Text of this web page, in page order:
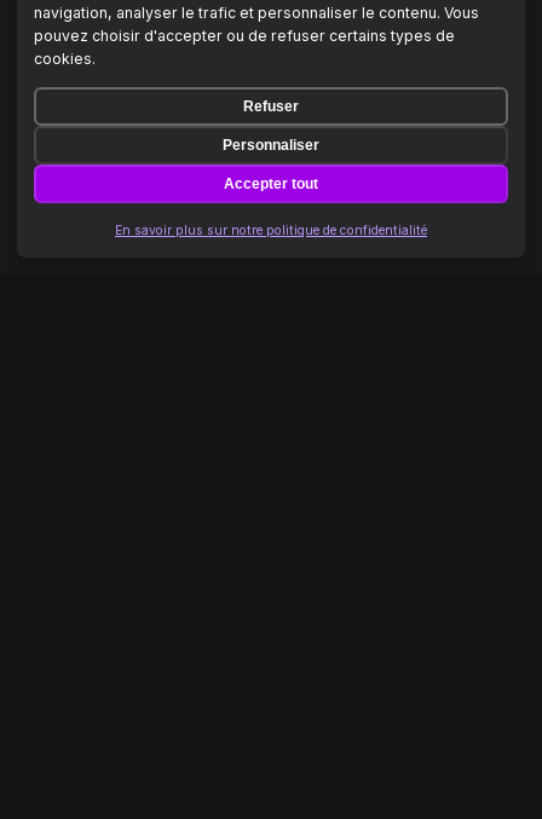
navigation, analyser le trafic et personnaliser le contenu. Vous
pouvez choisir d'accepter ou de refuser certains types de
cookies.
Refuser
Personnaliser
Accepter tout
En savoir plus sur notre politique de confidentialité